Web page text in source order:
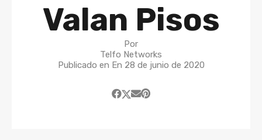
Valan Pisos
Por
Telfo Networks
Publicado en En 28 de junio de 2020